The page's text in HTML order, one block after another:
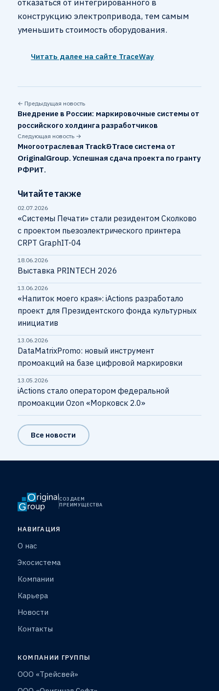
отказаться от интегрированного в
конструкцию электропривода, тем самым
уменьшить стоимость оборудования.
Читать далее на сайте TraceWay
← Предыдущая новость
Внедрение в России: маркировочные системы от
российского холдинга разработчиков
Следующая новость →
Многоотраслевая Track&Trace система от
OriginalGroup. Успешная сдача проекта по гранту
РФРИТ.
Читайте также
02.07.2026
«Системы Печати» стали резидентом Сколково
с проектом пьезоэлектрического принтера
CRPT GraphIT-04
18.06.2026
Выставка PRINTECH 2026
13.06.2026
«Напиток моего края»: iActions разработало
проект для Президентского фонда культурных
инициатив
13.06.2026
DataMatrixPromo: новый инструмент
промоакций на базе цифровой маркировки
13.05.2026
iActions стало оператором федеральной
промоакции Ozon «Морковск 2.0»
Все новости
СОЗДАЕМ
ПРЕИМУЩЕСТВА
НАВИГАЦИЯ
О нас
Экосистема
Компании
Карьера
Новости
Контакты
КОМПАНИИ ГРУППЫ
ООО «Трейсвей»